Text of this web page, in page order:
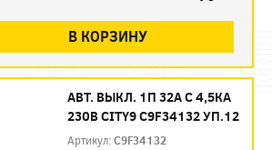
В КОРЗИНУ
АВТ. ВЫКЛ. 1П 32А С 4,5КА
230В CITY9 C9F34132 УП.12
Артикул:C9F34132